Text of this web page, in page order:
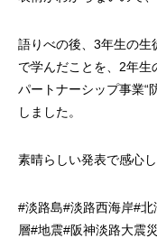
語りべの後、3年生の生
で学んだことを、2年生
パートナーシップ事業“
しました。
素晴らしい発表で感心し
#淡路島#淡路西海岸#北
層#地震#阪神淡路大震災